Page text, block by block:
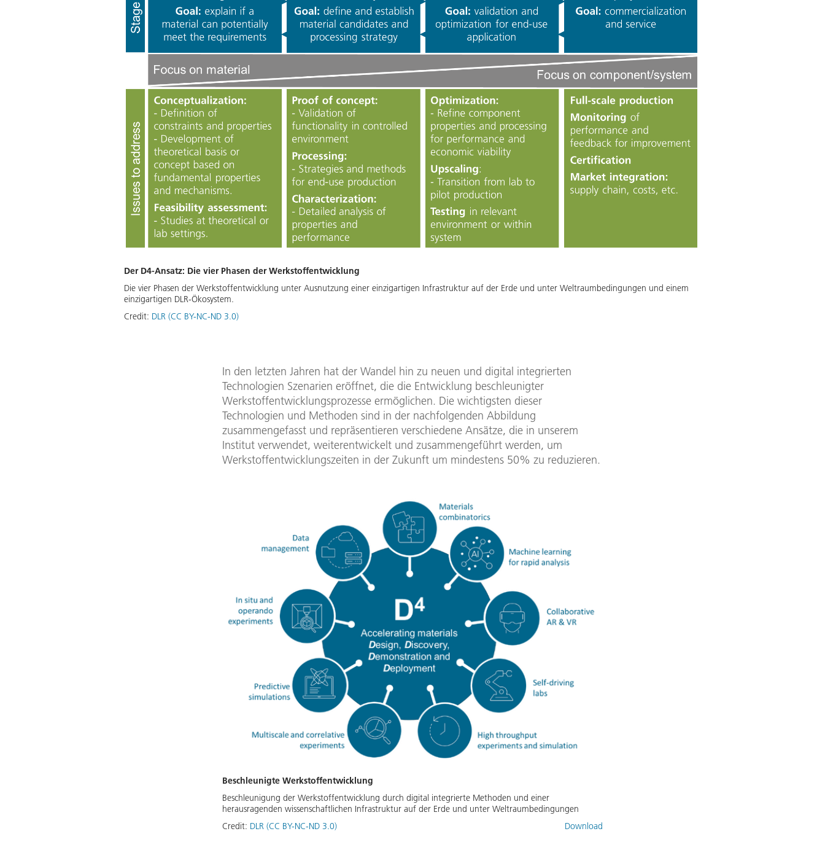
Der D4-Ansatz: Die vier Phasen der Werkstoffentwicklung
Die vier Phasen der Werkstoffentwicklung unter Ausnutzung einer einzigartigen Infrastruktur auf der Erde und unter Weltraumbedingungen und einem
einzigartigen DLR-Ökosystem.
Credit: DLR (CC BY-NC-ND 3.0)
In den letzten Jahren hat der Wandel hin zu neuen und digital integrierten
Technologien Szenarien eröffnet, die die Entwicklung beschleunigter
Werkstoffentwicklungsprozesse ermöglichen. Die wichtigsten dieser
Technologien und Methoden sind in der nachfolgenden Abbildung
zusammengefasst und repräsentieren verschiedene Ansätze, die in unserem
Institut verwendet, weiterentwickelt und zusammengeführt werden, um
Werkstoffentwicklungszeiten in der Zukunft um mindestens 50% zu reduzieren.
Beschleunigte Werkstoffentwicklung
Beschleunigung der Werkstoffentwicklung durch digital integrierte Methoden und einer
herausragenden wissenschaftlichen Infrastruktur auf der Erde und unter Weltraumbedingungen
Credit: DLR (CC BY-NC-ND 3.0) Download